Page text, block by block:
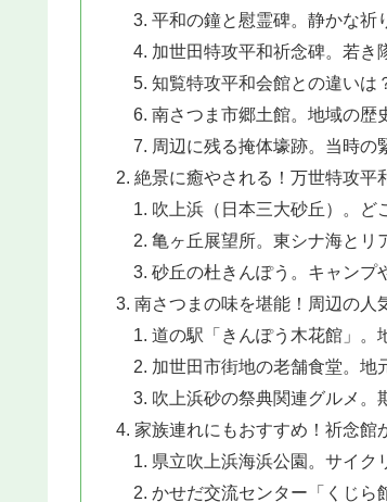
平和の鐘と慰霊碑。静かな祈
加世田特攻平和祈念碑。若き
知覧特攻平和会館との違いは
南さつま市郷土館。地域の歴
周辺に残る掩体壕跡。当時の
絶景に癒やされる！万世特攻平
吹上浜（日本三大砂丘）。ど
亀ヶ丘展望所。東シナ海とリ
砂丘の杜きんぽう。キャンプ
南さつまの味を堪能！周辺の人
道の駅「きんぽう木花館」。
加世田市街地の老舗食堂。地
吹上浜砂の祭典関連グルメ。
家族連れにもおすすめ！祈念館
県立吹上浜海浜公園。サイク
かせだ交流センター「くじら